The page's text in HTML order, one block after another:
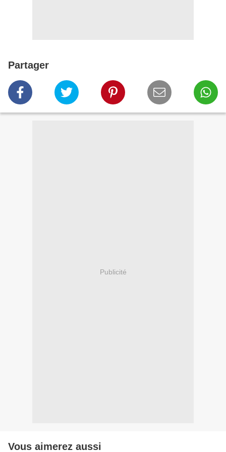
Partager
Publicité
Vous aimerez aussi